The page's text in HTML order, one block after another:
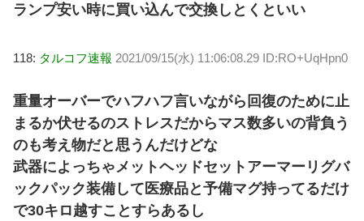
ランプ安い時に買い込んで交換しとくといい
118: タルコフ速報 2021/09/15(水) 11:06:08.29 ID:RO+UqHpn0
重量オーバーでハフハフ言いながら回復のために止
まるか伏せるのストレスだからマス数多いの背負う
のも考え物だと思うんだけどな
武器によっちゃメットヘッドセットアーマーリグバ
ックパック装備して医療品と予備マグ持ってるだけ
で30キロ越すことすらあるし